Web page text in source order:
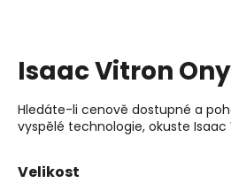
Isaac Vitron
Hledáte-li cenově dostupné a
vyspělé technologie, okuste Isaac
Velikost
t
?